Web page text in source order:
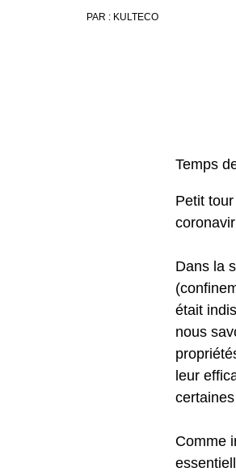
PAR : KULTECO
Temps
Petit
Dans la
était
nous
leur
certaines
Comme